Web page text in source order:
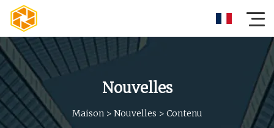
Nouvelles
Maison > Nouvelles > Contenu